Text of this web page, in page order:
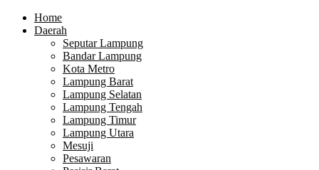
Home
Daerah
Seputar Lampung
Bandar Lampung
Kota Metro
Lampung Barat
Lampung Selatan
Lampung Tengah
Lampung Timur
Lampung Utara
Mesuji
Pesawaran